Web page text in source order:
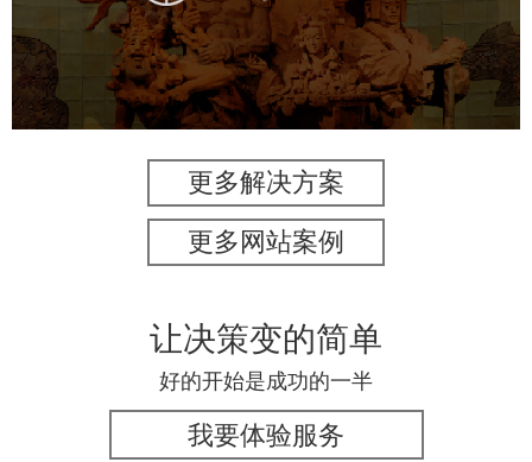
文化艺术 展馆网站建设
博物馆展厅设计
数字博物馆建设
展厅空间设计
企业展厅设计
公司展厅设计
北京展厅设计 产品展厅设计
更多解决方案
更多网站案例
让决策变的简单
好的开始是成功的一半
我要体验服务